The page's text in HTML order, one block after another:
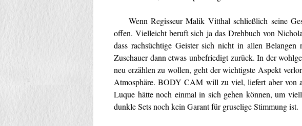
Wenn Regisseur Malik Vitthal schließlich seine
offen. Vielleicht beruft sich ja das Drehbuch von
dass rachsüchtige Geister sich nicht in allen
Zuschauer dann etwas unbefriedigt zurück. In der
neu erzählen zu wollen, geht der wichtigste Aspekt
Atmosphäre. BODY CAM will zu viel, liefert aber von
Luque hätte noch einmal in sich gehen können, um
dunkle Sets noch kein Garant für gruselige Stimmung ist.